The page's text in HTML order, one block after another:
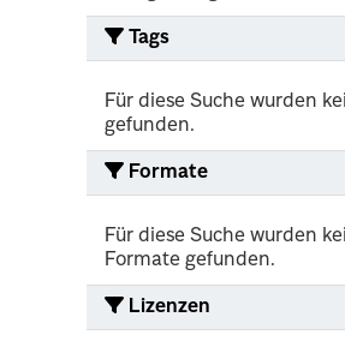
Tags
Für diese Suche wurden
gefunden.
Formate
Für diese Suche wurden
Formate gefunden.
Lizenzen